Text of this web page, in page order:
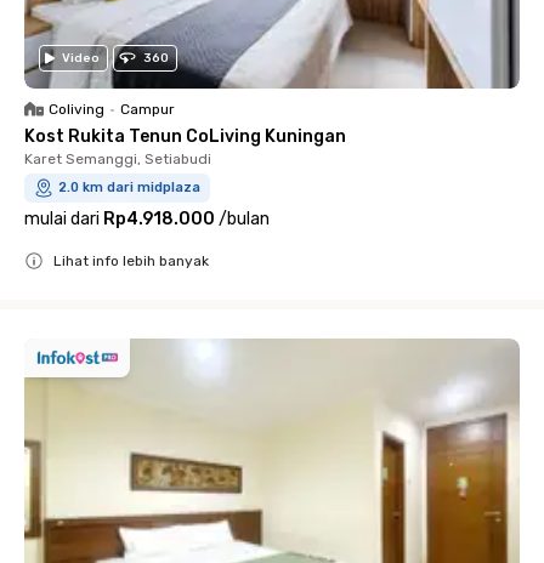
Video 360
Coliving • Campur
Kost Rukita Tenun CoLiving Kuningan
Karet Semanggi, Setiabudi
2.0 km dari midplaza
mulai dari Rp4.918.000 /bulan
Lihat info lebih banyak